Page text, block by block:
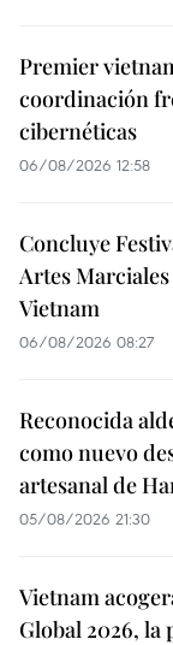
Premier
coordinación
cibernéticas
06/08/2026 12:58
Concluye
Artes
Vietnam
06/08/2026 08:27
Reconocida
como nuevo
artesanal de
05/08/2026 21:30
Vietnam
Global 2026,